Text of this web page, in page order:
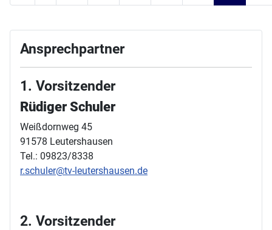
Ansprechpartner
1. Vorsitzender
Rüdiger Schuler
Weißdornweg 45
91578 Leutershausen
Tel.: 09823/8338
r.schuler@tv-leutershausen.de
2. Vorsitzender